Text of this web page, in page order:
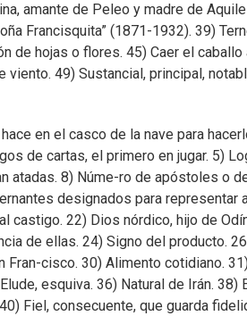
amante de Peleo y madre de
Francisquita” (1871-1932). 39)
de hojas o flores. 45) Caer el
49) Sustancial, principal,
en el casco de la nave para
de cartas, el primero en jugar. 5)
atadas. 8) Núme-ro de apóstoles o
designados para representar
castigo. 22) Dios nórdico, hijo de
de ellas. 24) Signo del producto.
Fran-cisco. 30) Alimento cotidiano.
esquiva. 36) Natural de Irán.
Fiel, consecuente, que guarda